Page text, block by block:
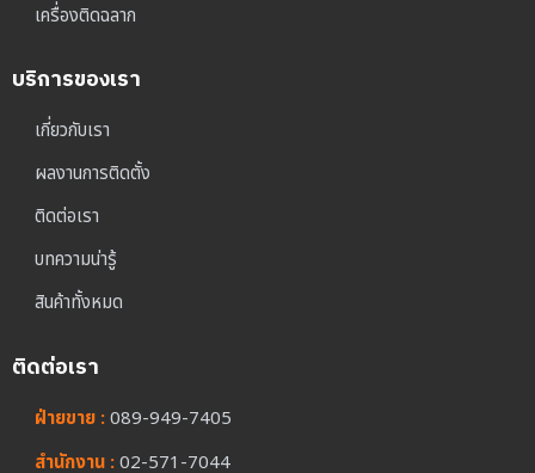
เครื่องติดฉลาก
บริการของเรา
เกี่ยวกับเรา
ผลงานการติดตั้ง
ติดต่อเรา
บทความน่ารู้
สินค้าทั้งหมด
ติดต่อเรา
ฝ่ายขาย :089-949-7405
สำนักงาน :02-571-7044